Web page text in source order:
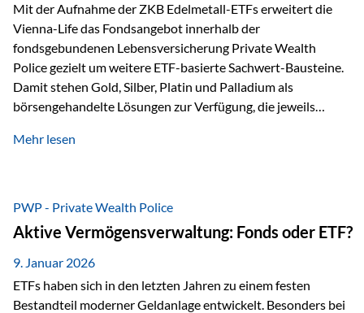
Mit der Aufnahme der ZKB Edelmetall-ETFs erweitert die
Vienna-Life das Fondsangebot innerhalb der
fondsgebundenen Lebensversicherung Private Wealth
Police gezielt um weitere ETF-basierte Sachwert-Bausteine.
Damit stehen Gold, Silber, Platin und Palladium als
börsengehandelte Lösungen zur Verfügung, die jeweils
dabei nicht auf einzelnen Marktmeinungen, sondern auf
Inflationsrobustheit und Stabilisierung – eingebettet in eine
liechtensteinische Versicherungsstruktur. Die
Sicherheitsarchitektur: Liechtenstein als Strukturprinzip Die
Private Wealth Police positioniert sich mit einer dreistufigen
Sicherheitsarchitektur, die auf mehreren Ebenen ansetzt:
Stufe 1: Versicherer-Ebene • Versicherung mit…
Mehr lesen
PWP - Private Wealth Police
Aktive Vermögensverwaltung: Fonds oder ETF?
9. Januar 2026
ETFs haben sich in den letzten Jahren zu einem festen
Bestandteil moderner Geldanlage entwickelt. Besonders bei